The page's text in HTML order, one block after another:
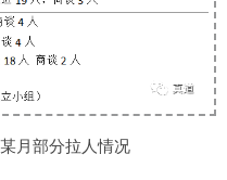
月部分拉人情况